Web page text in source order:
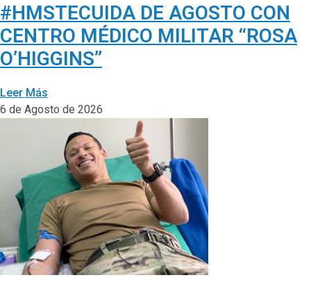
#HMSTECUIDA DE AGOSTO CON
CENTRO MÉDICO MILITAR “ROSA
O’HIGGINS”
Leer Más
6 de Agosto de 2026